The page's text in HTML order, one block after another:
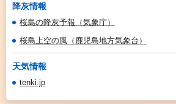
降灰情報
桜島の降灰予報（気象庁）
桜島上空の風（鹿児島地方気象台）
天気情報
tenki.jp